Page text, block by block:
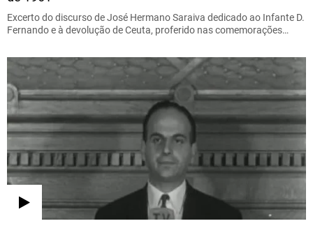
Excerto do discurso de José Hermano Saraiva dedicado ao Infante D.
Fernando e à devolução de Ceuta, proferido nas comemorações…